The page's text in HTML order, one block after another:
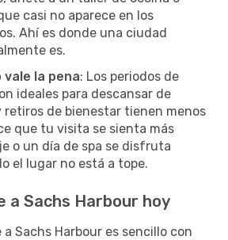
casi no aparece en los
Ahí es donde una ciudad
es.
la pena: Los periodos de
ideales para descansar de
retiros de bienestar tienen menos
que tu visita se sienta más
o un día de spa se disfruta
el lugar no está a tope.
a Sachs Harbour hoy
Sachs Harbour es sencillo con